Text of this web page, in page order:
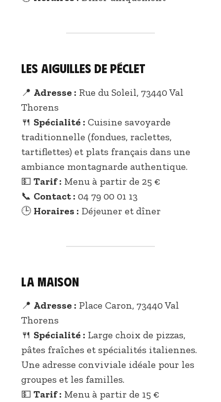
Les Aiguilles de Péclet
📍 Adresse : Rue du Soleil, 73440 Val
Thorens
🍴 Spécialité : Cuisine savoyarde
traditionnelle (fondues, raclettes,
tartiflettes) et plats français dans une
ambiance montagnarde authentique.
💵 Tarif : Menu à partir de 25 €
📞 Contact : 04 79 00 01 13
🕒 Horaires : Déjeuner et dîner
La Maison
📍 Adresse : Place Caron, 73440 Val
Thorens
🍴 Spécialité : Large choix de pizzas,
pâtes fraîches et spécialités italiennes.
Une adresse conviviale idéale pour les
groupes et les familles.
💵 Tarif : Menu à partir de 15 €